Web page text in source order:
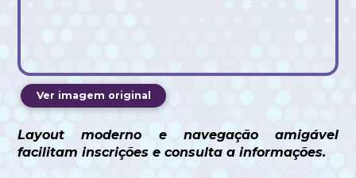
Ver imagem original
Layout moderno e navegação amigável
facilitam inscrições e consulta a informações.